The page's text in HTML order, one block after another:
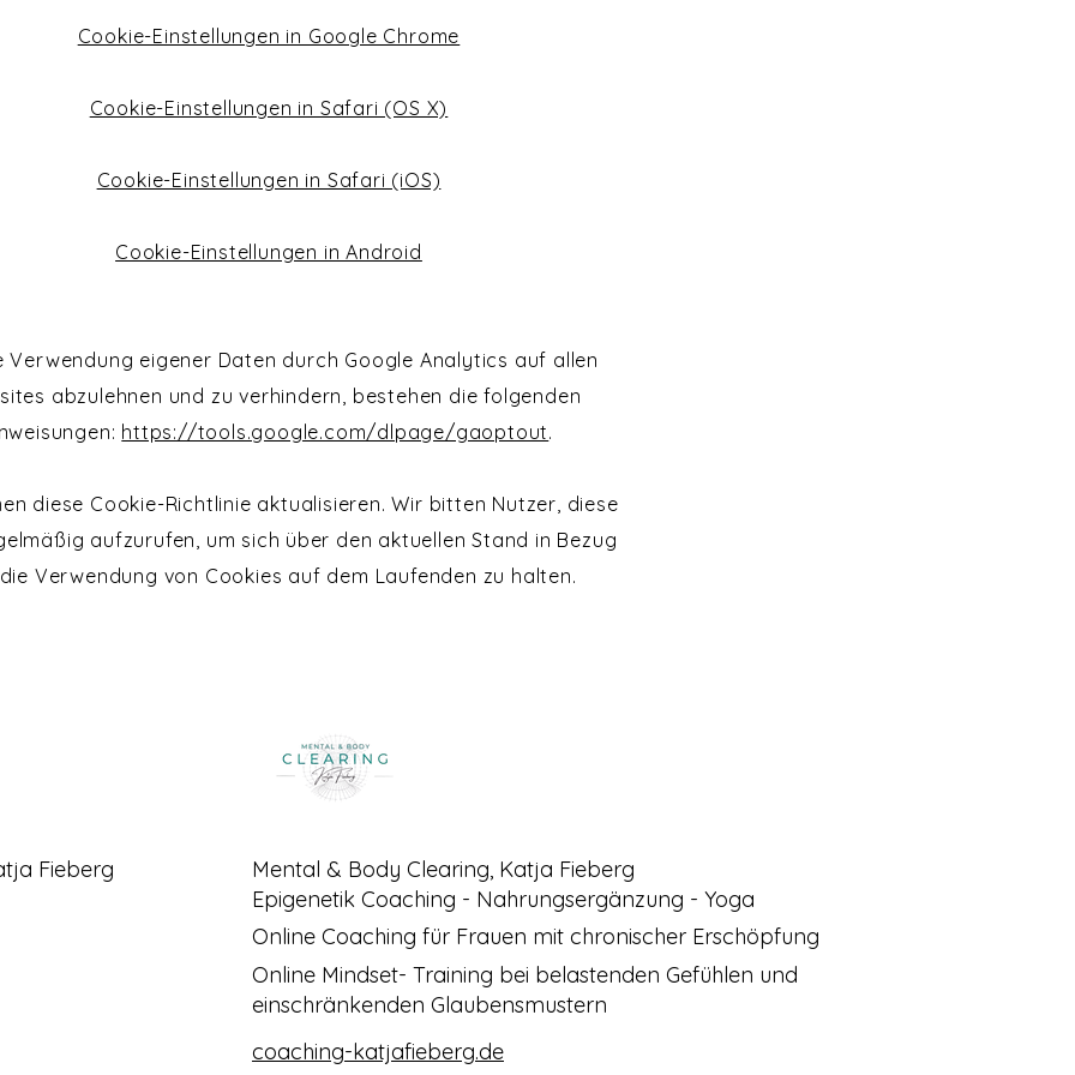
Cookie-Einstellungen in Google Chrome
Cookie-Einstellungen in Safari (OS X)
Cookie-Einstellungen in Safari (iOS)
Cookie-Einstellungen in Android
Verwendung eigener Daten durch Google Analytics auf allen
abzulehnen und zu verhindern, bestehen die folgenden
https://tools.google.com/dlpage/gaoptout.
diese Cookie-Richtlinie aktualisieren. Wir bitten Nutzer, diese
aufzurufen, um sich über den aktuellen Stand in Bezug
Verwendung von Cookies auf dem Laufenden zu halten.
Fieberg
Mental & Body Clearing, Katja Fieberg
Epigenetik Coaching - Nahrungsergänzung - Yoga
Online Coaching für Frauen mit chronischer Erschöpfung
Online Mindset- Training bei belastenden Gefühlen und
einschränkenden Glaubensmustern
coaching-katjafieberg.de